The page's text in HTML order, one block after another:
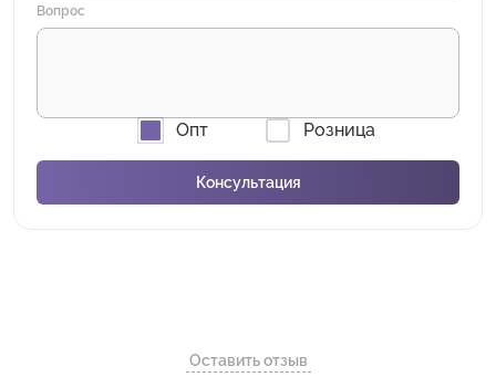
Вопрос
Опт Розница
Оставить отзыв